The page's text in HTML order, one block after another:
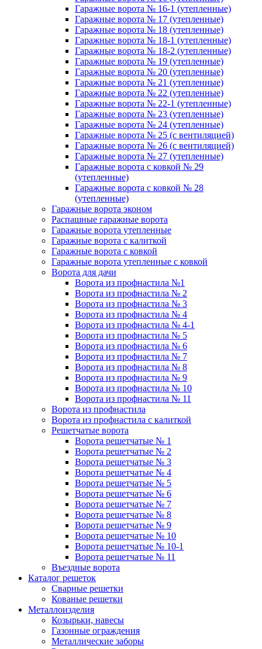
Гаражные ворота № 16-1 (утепленные)
Гаражные ворота № 17 (утепленные)
Гаражные ворота № 18 (утепленные)
Гаражные ворота № 18-1 (утепленные)
Гаражные ворота № 18-2 (утепленные)
Гаражные ворота № 19 (утепленные)
Гаражные ворота № 20 (утепленные)
Гаражные ворота № 21 (утепленные)
Гаражные ворота № 22 (утепленные)
Гаражные ворота № 22-1 (утепленные)
Гаражные ворота № 23 (утепленные)
Гаражные ворота № 24 (утепленные)
Гаражные ворота № 25 (с вентиляцией)
Гаражные ворота № 26 (с вентиляцией)
Гаражные ворота № 27 (утепленные)
Гаражные ворота с ковкой № 29
(утепленные)
Гаражные ворота с ковкой № 28
(утепленные)
Гаражные ворота эконом
Распашные гаражные ворота
Гаражные ворота утепленные
Гаражные ворота c калиткой
Гаражные ворота с ковкой
Гаражные ворота утепленные с ковкой
Ворота для дачи
Ворота из профнастила №1
Ворота из профнастила № 2
Ворота из профнастила № 3
Ворота из профнастила № 4
Ворота из профнастила № 4-1
Ворота из профнастила № 5
Ворота из профнастила № 6
Ворота из профнастила № 7
Ворота из профнастила № 8
Ворота из профнастила № 9
Ворота из профнастила № 10
Ворота из профнастила № 11
Ворота из профнастила
Ворота из профнастила с калиткой
Решетчатые ворота
Ворота решетчатые № 1
Ворота решетчатые № 2
Ворота решетчатые № 3
Ворота решетчатые № 4
Ворота решетчатые № 5
Ворота решетчатые № 6
Ворота решетчатые № 7
Ворота решетчатые № 8
Ворота решетчатые № 9
Ворота решетчатые № 10
Ворота решетчатые № 10-1
Ворота решетчатые № 11
Въездные ворота
Каталог решеток
Сварные решетки
Кованые решетки
Металлоизделия
Козырьки, навесы
Газонные ограждения
Металлические заборы